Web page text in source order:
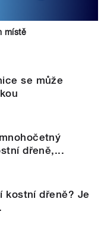
místě
se může
dřeně,...
kostní dřeně? Je